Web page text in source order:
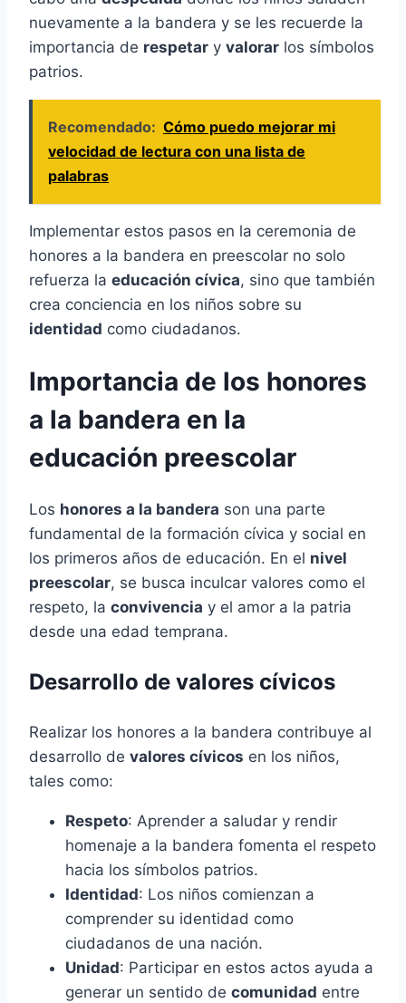
nuevamente a la bandera y se les recuerde la
importancia de respetar y valorar los símbolos
patrios.
Recomendado: Cómo puedo mejorar mi
velocidad de lectura con una lista de
palabras
Implementar estos pasos en la ceremonia de
honores a la bandera en preescolar no solo
refuerza la educación cívica, sino que también
crea conciencia en los niños sobre su
identidad como ciudadanos.
Importancia de los honores
a la bandera en la
educación preescolar
Los honores a la bandera son una parte
fundamental de la formación cívica y social en
los primeros años de educación. En el nivel
preescolar, se busca inculcar valores como el
respeto, la convivencia y el amor a la patria
desde una edad temprana.
Desarrollo de valores cívicos
Realizar los honores a la bandera contribuye al
desarrollo de valores cívicos en los niños,
tales como:
Respeto: Aprender a saludar y rendir
homenaje a la bandera fomenta el respeto
hacia los símbolos patrios.
Identidad: Los niños comienzan a
comprender su identidad como
ciudadanos de una nación.
Unidad: Participar en estos actos ayuda a
generar un sentido de comunidad entre